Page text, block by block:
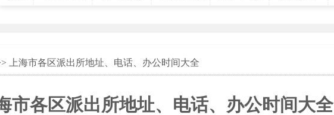
上海市各区派出所地址、电话、办公时间大全
市各区派出所地址、电话、办公时间大全